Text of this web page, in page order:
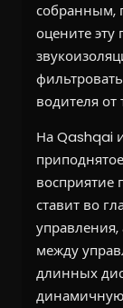
собранным,
оцените эту
водителя от
На Qashqai
восприятие
ставит во
управления,
между
длинных